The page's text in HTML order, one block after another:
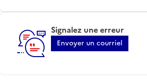
Signalez une erreur
Envoyer un courriel